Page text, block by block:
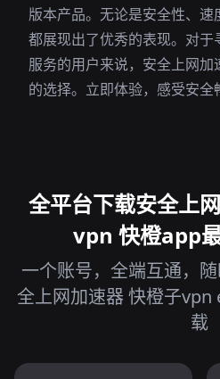
版本产品。无论是安全性、速
都展现出了优秀的表现。对
服务的用户来说，安全上网
的选择。立即体验，感受安全
全平台下载安全上
vpn 快橙app
一个账号，全端互通，
全上网加速器 快橙子
载